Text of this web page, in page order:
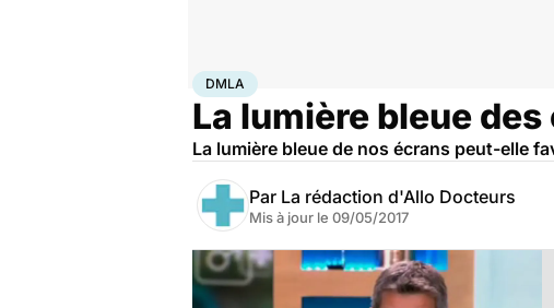
AccueilSanté
DMLA
La lumière bleue
La lumière bleue de nos écrans peut-elle
Par La rédaction d'Allo Docteurs
Mis à jour le 09/05/2017